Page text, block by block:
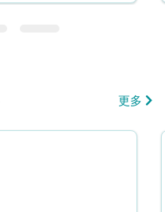
更多